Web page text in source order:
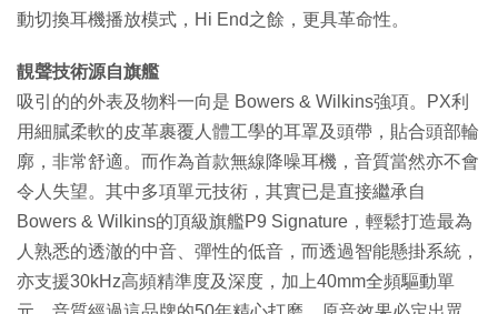
動切換耳機播放模式，Hi End之餘，更具革命性。
靚聲技術源自旗艦
吸引的的外表及物料一向是 Bowers & Wilkins強項。PX利
用細膩柔軟的皮革裹覆人體工學的耳罩及頭帶，貼合頭部輪
廓，非常舒適。而作為首款無線降噪耳機，音質當然亦不會
令人失望。其中多項單元技術，其實已是直接繼承自
Bowers & Wilkins的頂級旗艦P9 Signature，輕鬆打造最為
人熟悉的透澈的中音、彈性的低音，而透過智能懸掛系統，
亦支援30kHz高頻精準度及深度，加上40mm全頻驅動單